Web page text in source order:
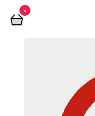
0
فروشگاه آنلاین اُرگت